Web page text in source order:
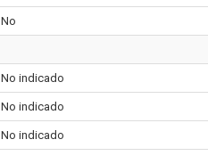
No
No indicado
No indicado
No indicado